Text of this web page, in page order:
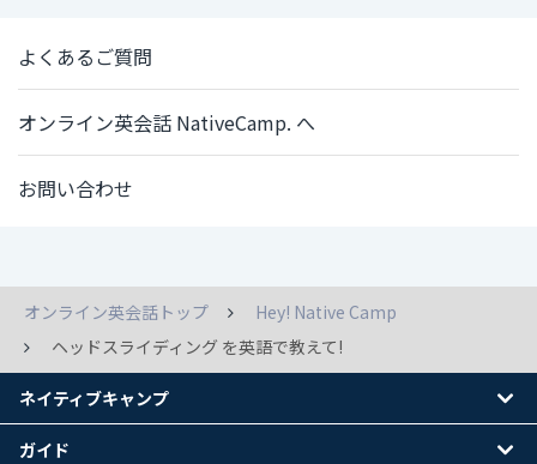
よくあるご質問
オンライン英会話 NativeCamp. へ
お問い合わせ
オンライン英会話トップ
Hey! Native Camp
ヘッドスライディング を英語で教えて!
ネイティブキャンプ
ガイド